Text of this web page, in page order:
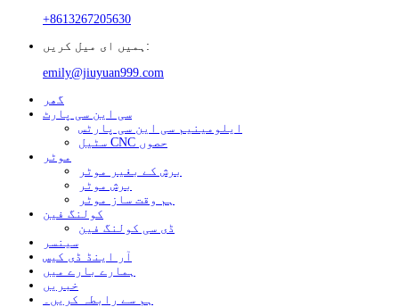
+8613267205630
ہمیں ای میل کریں:
emily@jiuyuan999.com
گھر
سی این سی پارٹ
ایلومینیم سی این سی پارٹس
سٹیل CNC حصوں
موٹر
برش کے بغیر موٹر
برش موٹر
ہم وقت ساز موٹر
کولنگ فین
ڈی سی کولنگ فین
سینسر
آر اینڈ ڈی کیس
ہمارے بارے میں
خبریں
ہم سے رابطہ کریں۔